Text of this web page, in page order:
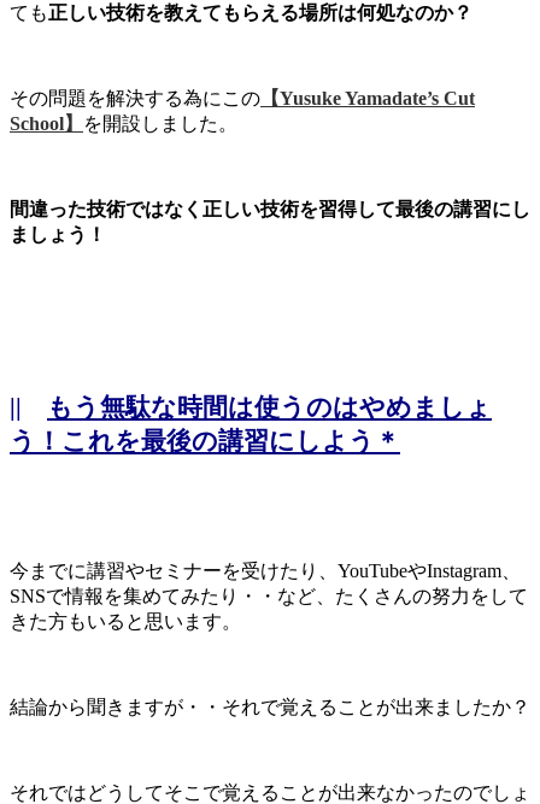
ても正しい技術を教えてもらえる場所は何処なのか？
その問題を解決する為にこの 【Yusuke Yamadate’s Cut
School】
を開設しました。
間違った技術ではなく正しい技術を習得して最後の講習にし
ましょう！
||
もう無駄な時間は使うのはやめましょ
う！これを最後の講習にしよう＊
今までに講習やセミナーを受けたり、YouTubeやInstagram、
SNSで情報を集めてみたり・・など、たくさんの努力をして
きた方もいると思います。
結論から聞きますが・・それで覚えることが出来ましたか？
それではどうしてそこで覚えることが出来なかったのでしょ